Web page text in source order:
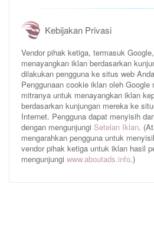
Kebijakan Privasi
Vendor pihak ketiga, termasuk
menayangkan iklan berdasarkan
dilakukan pengguna ke situs web
Penggunaan cookie iklan oleh
mitranya untuk menayangkan iklan
berdasarkan kunjungan mereka ke
Internet. Pengguna dapat menyisih
dengan mengunjungi Setelan Iklan.
mengarahkan pengguna untuk
vendor pihak ketiga untuk iklan hasil
mengunjungi www.aboutads.info.)